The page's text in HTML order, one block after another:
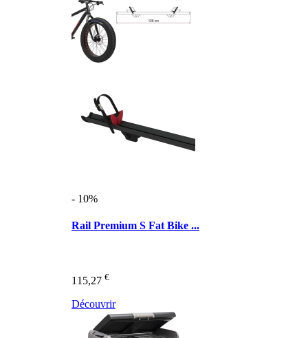
- 10%
Rail Premium S Fat Bike ...
115,27 €
Découvrir